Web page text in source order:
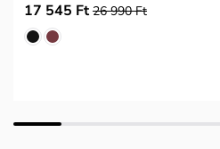
17 545 Ft 26 990 Ft